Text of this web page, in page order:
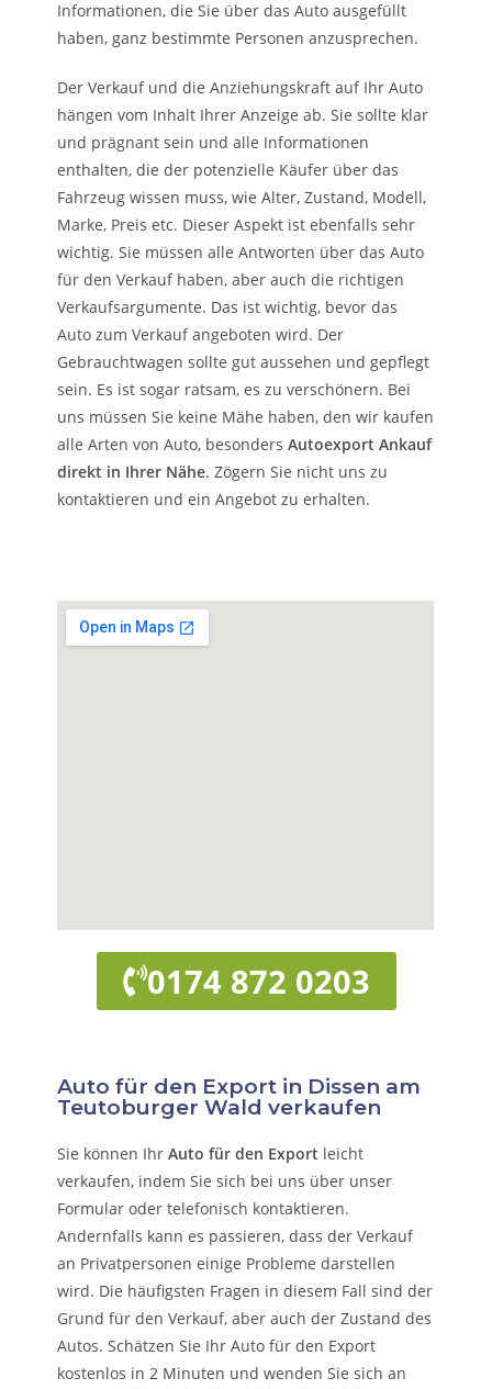
Informationen, die Sie über das Auto ausgefüllt
haben, ganz bestimmte Personen anzusprechen.
Der Verkauf und die Anziehungskraft auf Ihr Auto
hängen vom Inhalt Ihrer Anzeige ab. Sie sollte klar
und prägnant sein und alle Informationen
enthalten, die der potenzielle Käufer über das
Fahrzeug wissen muss, wie Alter, Zustand, Modell,
Marke, Preis etc. Dieser Aspekt ist ebenfalls sehr
wichtig. Sie müssen alle Antworten über das Auto
für den Verkauf haben, aber auch die richtigen
Verkaufsargumente. Das ist wichtig, bevor das
Auto zum Verkauf angeboten wird. Der
Gebrauchtwagen sollte gut aussehen und gepflegt
sein. Es ist sogar ratsam, es zu verschönern. Bei
uns müssen Sie keine Mähe haben, den wir kaufen
alle Arten von Auto, besondersAutoexport Ankauf
direkt in Ihrer Nähe. Zögern Sie nicht uns zu
kontaktieren und ein Angebot zu erhalten.
0174 872 0203
Auto für den Export in Dissen am
Teutoburger Wald verkaufen
Sie können IhrAuto für den Export leicht
verkaufen, indem Sie sich bei uns über unser
Formular oder telefonisch kontaktieren.
Andernfalls kann es passieren, dass der Verkauf
an Privatpersonen einige Probleme darstellen
wird. Die häufigsten Fragen in diesem Fall sind der
Grund für den Verkauf, aber auch der Zustand des
Autos. Schätzen Sie Ihr Auto für den Export
kostenlos in 2 Minuten und wenden Sie sich an